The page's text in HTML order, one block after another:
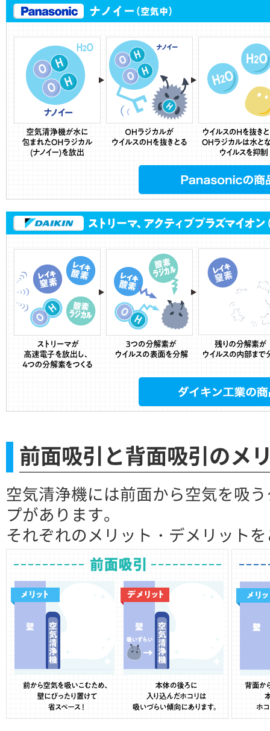
前面吸引と背面吸引のメ
空気清浄機には前面から空気を吸
プがあります。
それぞれのメリット・デメリット